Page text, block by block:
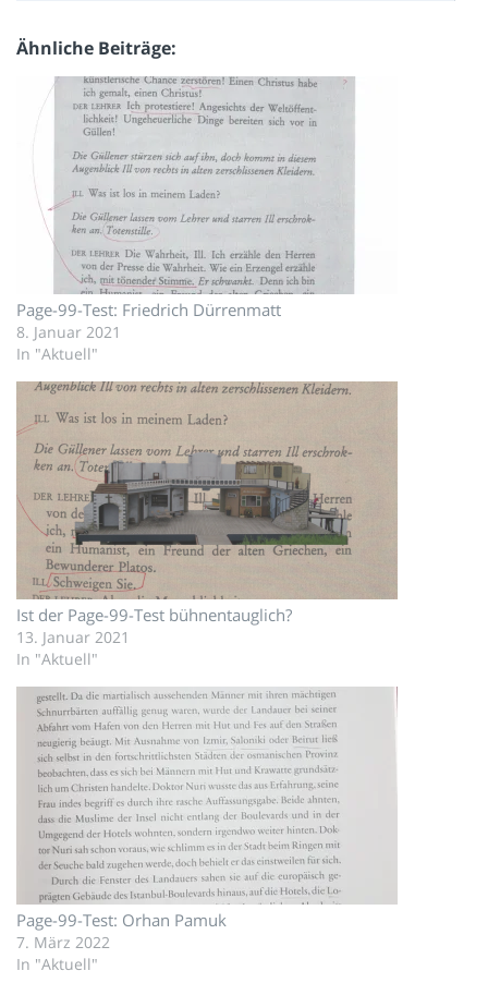
Ähnliche Beiträge
Page-99-Test: Friedrich Dürrenmatt
8. Januar 2021
In "Aktuell"
Ist der Page-99-Test bühnentauglich?
13. Januar 2021
In "Aktuell"
Page-99-Test: Orhan Pamuk
7. März 2022
In "Aktuell"